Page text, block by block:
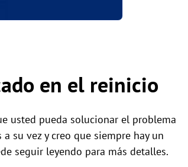
en el reinicio
usted pueda solucionar el problema
su vez y creo que siempre hay un
seguir leyendo para más detalles.